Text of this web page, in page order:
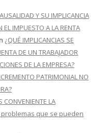
Y SU IMPLICANCIA
EL IMPUESTO A LA RENTA
¿QUÉ IMPLICANCIAS SE
DE UN TRABAJADOR
DE LA EMPRESA?
PATRIMONIAL NO
CONVENIENTE LA
problemas que se pueden